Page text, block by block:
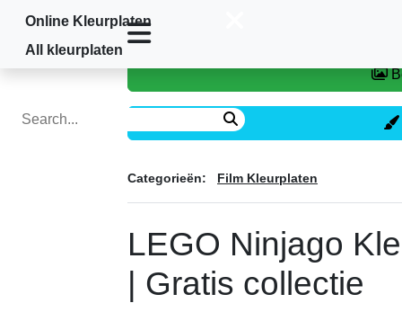
Online Kleurplaten
All kleurplaten
Home
Categorieën: Film Kleurplaten
LEGO Ninjago
| Gratis collectie